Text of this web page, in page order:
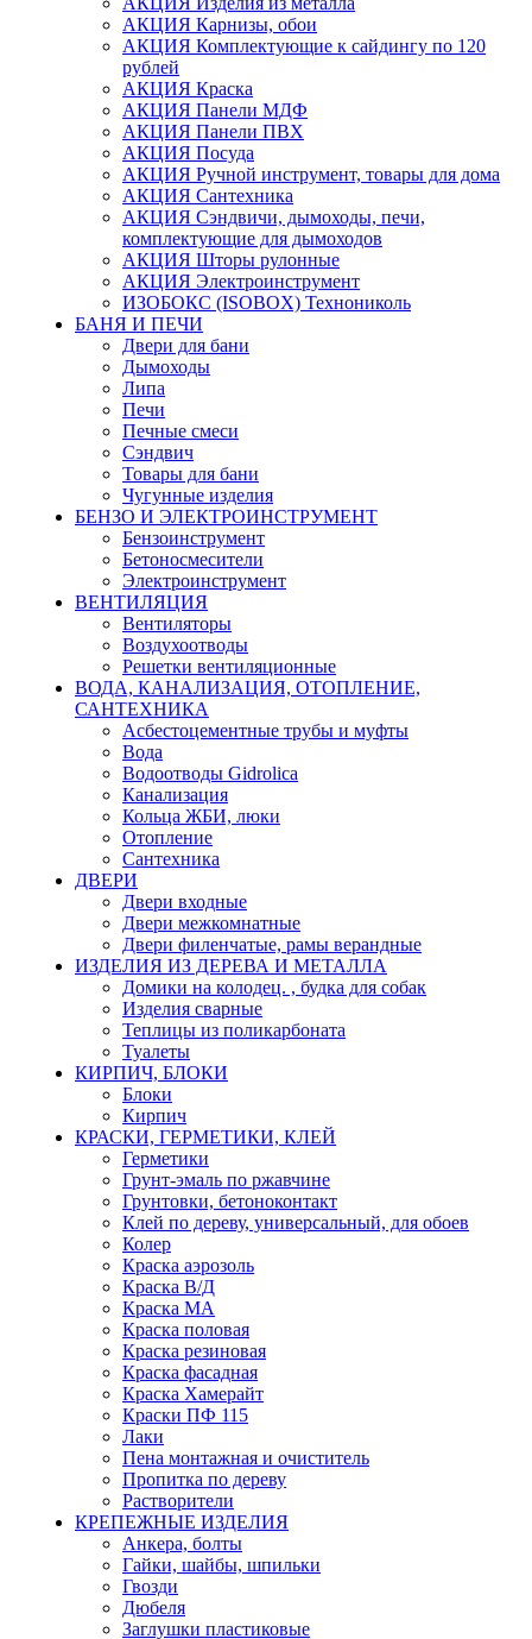
АКЦИЯ Карнизы, обои
АКЦИЯ Комплектующие к сайдингу по 120
рублей
АКЦИЯ Краска
АКЦИЯ Панели МДФ
АКЦИЯ Панели ПВХ
АКЦИЯ Посуда
АКЦИЯ Ручной инструмент, товары для дома
АКЦИЯ Сантехника
АКЦИЯ Сэндвичи, дымоходы, печи,
комплектующие для дымоходов
АКЦИЯ Шторы рулонные
АКЦИЯ Электроинструмент
ИЗОБОКС (ISOBOX) Технониколь
БАНЯ И ПЕЧИ
Двери для бани
Дымоходы
Липа
Печи
Печные смеси
Сэндвич
Товары для бани
Чугунные изделия
БЕНЗО И ЭЛЕКТРОИНСТРУМЕНТ
Бензоинструмент
Бетоносмесители
Электроинструмент
ВЕНТИЛЯЦИЯ
Вентиляторы
Воздухоотводы
Решетки вентиляционные
ВОДА, КАНАЛИЗАЦИЯ, ОТОПЛЕНИЕ,
САНТЕХНИКА
Асбестоцементные трубы и муфты
Вода
Водоотводы Gidrolica
Канализация
Кольца ЖБИ, люки
Отопление
Сантехника
ДВЕРИ
Двери входные
Двери межкомнатные
Двери филенчатые, рамы верандные
ИЗДЕЛИЯ ИЗ ДЕРЕВА И МЕТАЛЛА
Домики на колодец. , будка для собак
Изделия сварные
Теплицы из поликарбоната
Туалеты
КИРПИЧ, БЛОКИ
Блоки
Кирпич
КРАСКИ, ГЕРМЕТИКИ, КЛЕЙ
Герметики
Грунт-эмаль по ржавчине
Грунтовки, бетоноконтакт
Клей по дереву, универсальный, для обоев
Колер
Краска аэрозоль
Краска В/Д
Краска МА
Краска половая
Краска резиновая
Краска фасадная
Краска Хамерайт
Краски ПФ 115
Лаки
Пена монтажная и очиститель
Пропитка по дереву
Растворители
КРЕПЕЖНЫЕ ИЗДЕЛИЯ
Анкера, болты
Гайки, шайбы, шпильки
Гвозди
Дюбеля
Заглушки пластиковые